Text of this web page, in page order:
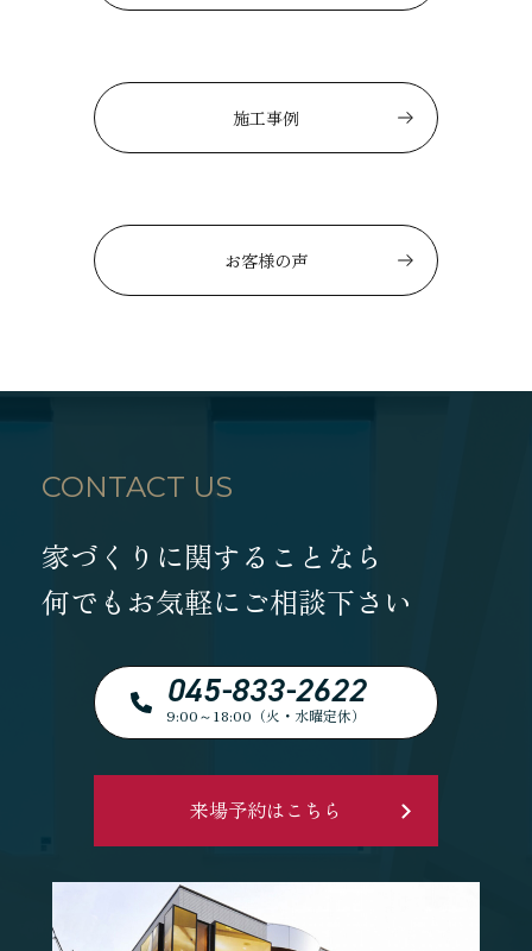
施工事例
お客様の声
CONTACT US
家づくりに関することなら
何でもお気軽にご相談下さい
045-833-2622
9:00～18:00（火・水曜定休）
来場予約はこちら